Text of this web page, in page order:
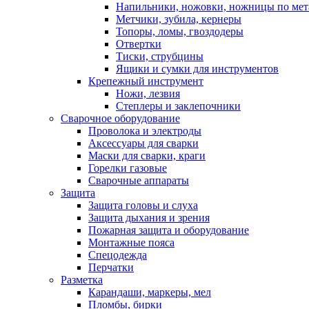
Напильники, ножовки, ножницы по
Метчики, зубила, кернеры
Топоры, ломы, гвоздодеры
Отвертки
Тиски, струбцины
Ящики и сумки для инструментов
Крепежный инструмент
Ножи, лезвия
Степлеры и заклепочники
Сварочное оборудование
Проволока и электроды
Аксессуары для сварки
Маски для сварки, краги
Горелки газовые
Сварочные аппараты
Защита
Защита головы и слуха
Защита дыхания и зрения
Пожарная защита и оборудование
Монтажные пояса
Спецодежда
Перчатки
Разметка
Карандаши, маркеры, мел
Пломбы, бирки